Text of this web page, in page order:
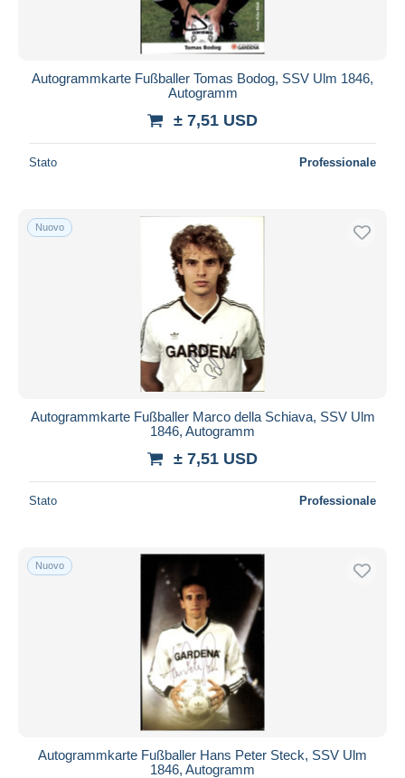
Autogrammkarte Fußballer Tomas Bodog, SSV Ulm 1846,
Autogramm
± 7,51 USD
Stato Professionale
Nuovo
Autogrammkarte Fußballer Marco della Schiava, SSV Ulm
1846, Autogramm
± 7,51 USD
Stato Professionale
Nuovo
Autogrammkarte Fußballer Hans Peter Steck, SSV Ulm
1846, Autogramm